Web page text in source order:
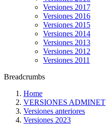
Versiones 2017
Versiones 2016
Versiones 2015
Versiones 2014
Versiones 2013
Versiones 2012
Versiones 2011
Breadcrumbs
Home
VERSIONES ADMINET
Versiones anteriores
Versiones 2023